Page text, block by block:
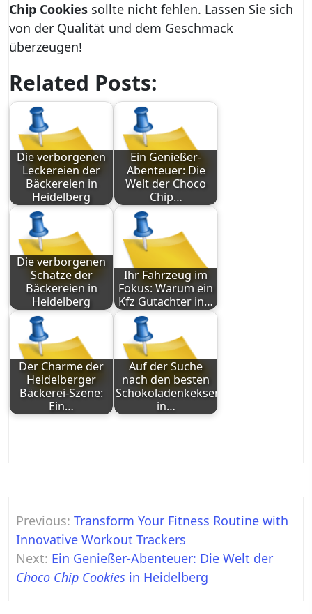
Chip Cookies sollte nicht fehlen. Lassen Sie sich
von der Qualität und dem Geschmack
überzeugen!
Related Posts:
Die verborgenen
Leckereien der
Bäckereien in
Heidelberg
Ein Genießer-
Abenteuer: Die
Welt der Choco
Chip…
Die verborgenen
Schätze der
Bäckereien in
Heidelberg
Ihr Fahrzeug im
Fokus: Warum ein
Kfz Gutachter in…
Der Charme der
Heidelberger
Bäckerei-Szene:
Ein…
Auf der Suche
nach den besten
Schokoladenkeksen
in…
Post
navigation
Previous: Transform Your Fitness Routine with
Innovative Workout Trackers
Next: Ein Genießer-Abenteuer: Die Welt der
Choco Chip Cookies in Heidelberg